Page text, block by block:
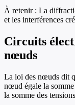
À retenir : La
et les interférences
Circuits
nœuds
La loi des nœuds dit
nœud égale la
la somme des